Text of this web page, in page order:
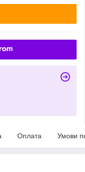
Оплата Умови